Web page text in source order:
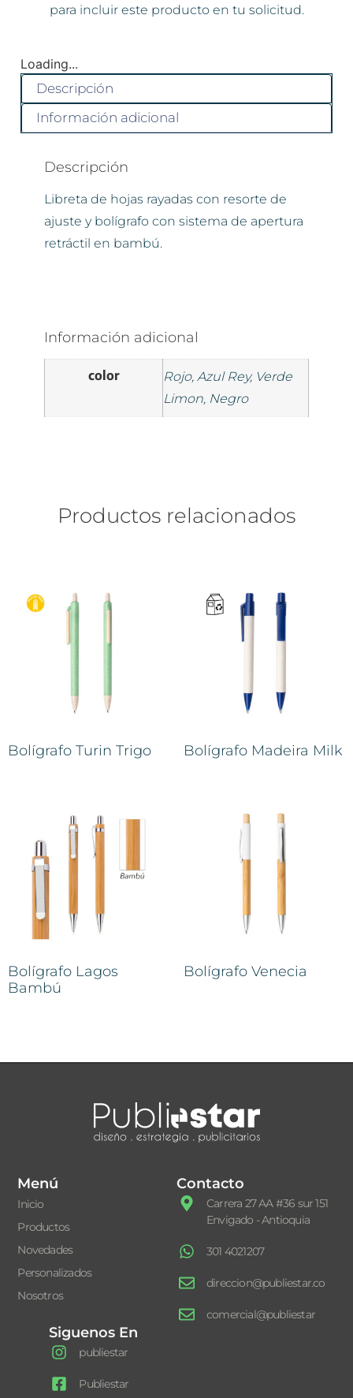
para incluir este producto en tu solicitud.
Loading...
Descripción
Información adicional
Descripción
Libreta de hojas rayadas con resorte de
ajuste y bolígrafo con sistema de apertura
retráctil en bambú.
Información adicional
color
Rojo, Azul Rey, Verde
Limon, Negro
Productos relacionados
Bolígrafo Turin Trigo Bolígrafo Madeira Milk
Bolígrafo Lagos
Bambú
Bolígrafo Venecia
Menú
Inicio
Productos
Novedades
Personalizados
Nosotros
Contacto
Carrera 27 AA #36 sur 151
Envigado - Antioquia
301 4021207
direccion@publiestar.co
comercial@publiestar
Siguenos En
publiestar
Publiestar